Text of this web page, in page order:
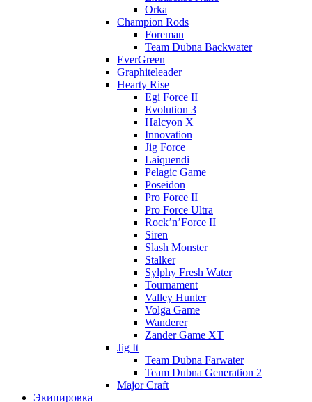
Orka
Champion Rods
Foreman
Team Dubna Backwater
EverGreen
Graphiteleader
Hearty Rise
Egi Force II
Evolution 3
Halcyon X
Innovation
Jig Force
Laiquendi
Pelagic Game
Poseidon
Pro Force II
Pro Force Ultra
Rock’n’Force II
Siren
Slash Monster
Stalker
Sylphy Fresh Water
Tournament
Valley Hunter
Volga Game
Wanderer
Zander Game XT
Jig It
Team Dubna Farwater
Team Dubna Generation 2
Major Craft
Экипировка